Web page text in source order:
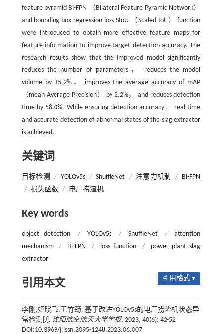
feature pyramid Bi-FPN （Bilateral Feature Pyramid Network）
and bounding box regression loss SIoU （Scaled IoU） function
were introduced to obtain more effective feature maps for
feature information to improve target detection accuracy. The
research results show that the improved model significantly
reduces the number of parameters， reduces the model
volume by 15.2%， improves the average accuracy of mAP
（mean Average Precision） by 2.2%， and reduces detection
time by 58.0%. While ensuring detection accuracy， real-time
and accurate detection of abnormal states of the slag extractor
is achieved.
关键词
目标检测 / YOLOv5s / ShuffleNet / 注意力机制 / Bi-FPN
/ 损失函数 / 电厂捞渣机
Key words
object detection / YOLOv5s / ShuffleNet /
attention
mechanism
/ Bi-FPN / loss function /
power plant slag
extractor
引用本文 引用格式 ▾
李刚,姬晓飞,王竹筠. 基于改进YOLOv5s的电厂捞渣机状态异
常检测[J]. 沈阳航空航天大学学报, 2023, 40(6): 42-52
DOI:10.3969/j.issn.2095-1248.2023.06.007